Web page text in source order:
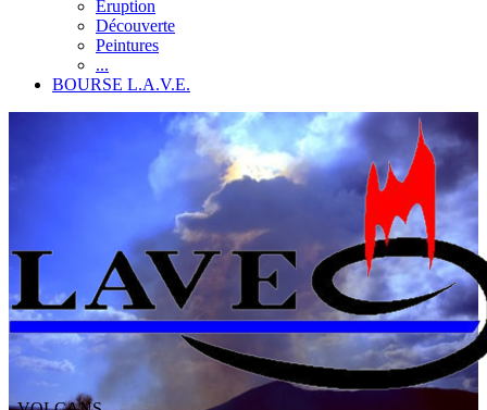
Eruption
Découverte
Peintures
...
BOURSE L.A.V.E.